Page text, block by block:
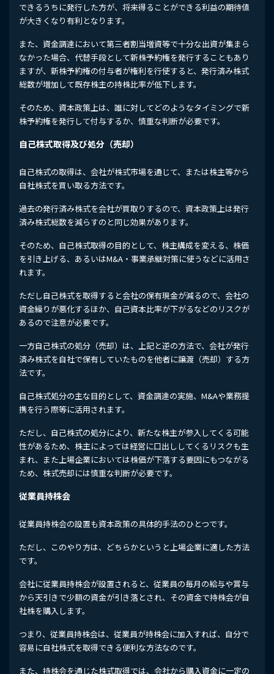
できるうちに発行した方が、将来得ることができる利益の期待値
が大きくなり有利となります。
また、資金調達において第三者割当増資等で十分な出資が集まら
なかった場合、代替手段として新株予約権を発行することもあり
ますが、新株予約権の付与者が権利を行使すると、発行済み株式
総数が増加して既存株主の持株比率が低下します。
そのため、資本政策上は、誰に対してどのようなタイミングで新
株予約権を発行して付与するか、慎重な判断が必要です。
自己株式取得及び処分（売却）
自己株式の取得は、会社が株式市場を通じて、または株主等から
自社株式を買い取る方法です。
過去の発行済み株式を会社が買取りするので、資本政策上は発行
済み株式総数を減らすのと同じ効果があります。
そのため、自己株式取得の目的として、株主構成を変える、株価
を引き上げる、あるいはM&A・事業承継対策に使うなどに活用さ
れます。
ただし自己株式を取得すると会社の保有現金が減るので、会社の
資金繰りが悪化するほか、自己資本比率が下がるなどのリスクが
あるので注意が必要です。
一方自己株式の処分（売却）は、上記と逆の方法で、会社が発行
済み株式を自社で保有していたものを他者に譲渡（売却）する方
法です。
自己株式処分の主な目的として、資金調達の実施、M&Aや業務提
携を行う際等に活用されます。
ただし、自己株式の処分により、新たな株主が参入してくる可能
性があるため、株主によっては経営に口出ししてくるリスクも生
まれ、また上場企業においては株価が下落する要因にもつながる
ため、株式売却には慎重な判断が必要です。
従業員持株会
従業員持株会の設置も資本政策の具体的手法のひとつです。
ただし、このやり方は、どちらかというと上場企業に適した方法
です。
会社に従業員持株会が設置されると、従業員の毎月の給与や賞与
から天引きで少額の資金が引き落とされ、その資金で持株会が自
社株を購入します。
つまり、従業員持株会は、従業員が持株会に加入すれば、自分で
容易に自社株式を取得できる便利な方法なのです。
また、持株会を通じた株式取得では、会社から購入資金に一定の